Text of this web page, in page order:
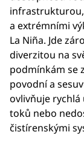
a extrémními
La Niña. Jde
diverzitou na
podmínkám se
povodní a
ovlivňuje rychlá
toků nebo
čistírenskými